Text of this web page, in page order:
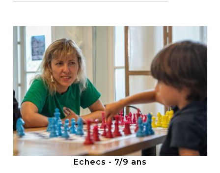
Echecs - 7/9 ans